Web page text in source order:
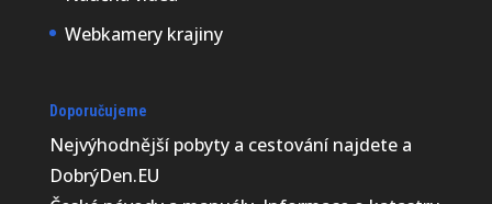
Webkamery krajiny
Doporučujeme
Nejvýhodnější pobyty a cestování najdete a
DobrýDen.EU